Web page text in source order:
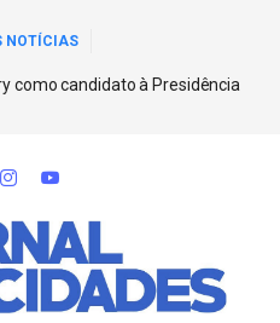
NOTÍCIAS
como candidato à Presidência